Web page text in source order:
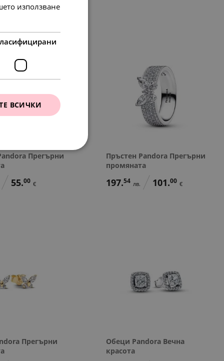
Прегърни
55.00 €
Пръстен Pandora Прегърни
промяната
197.54 лв. 101.00 €
Прегърни
Обеци Pandora Вечна
красота
използване
ВСИЧКИ